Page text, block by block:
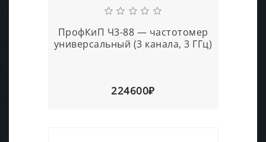
ПрофКиП Ч3-88 — частотомер
универсальный (3 канала, 3 ГГц)
224600₽